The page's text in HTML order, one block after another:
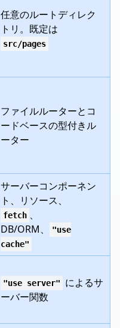
任意のルートディレク
トリ。既定は
src/pages
ファイルルーターとコ
ードベースの型付きル
ーター
サーバーコンポーネン
ト、リソース、
fetch 、
DB/ORM、
"use
cache"
"use server"
によるサ
ーバー関数